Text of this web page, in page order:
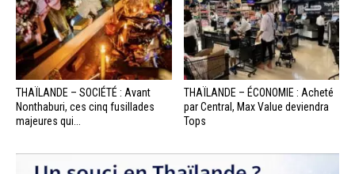
THAÏLANDE – SOCIÉTÉ : Avant
Nonthaburi, ces cinq fusillades
majeures qui...
THAÏLANDE – ÉCONOMIE : Acheté
par Central, Max Value deviendra
Tops